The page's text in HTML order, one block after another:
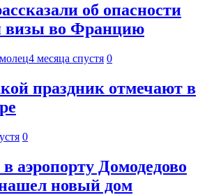
об опасности
визы во Францию
4 месяца спустя 0
праздник отмечают в
0
аэропорту Домодедово
новый дом